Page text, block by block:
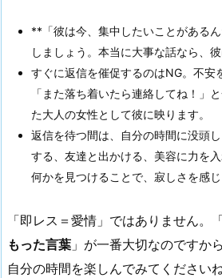
**「彼は今、集中したいことがある
しましょう。本当に大事な話なら、
すぐに返信を催促するのはNG。不安
「また落ち着いたら連絡してね！」
た大人の女性として彼に映ります。
返信を待つ間は、自分の時間に没頭
する、友達と出かける、美容に力を
何かを見つけることで、寂しさを感じ
「即レス＝愛情」ではありません。
もった言葉 」が一番大切なのですか
自分の時間を楽しんでみてくださいね